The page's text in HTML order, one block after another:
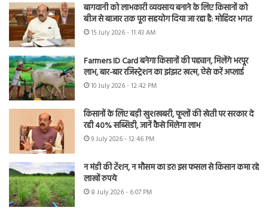
बागवानी को लाभकारी व्यवसाय बनाने के लिए किसानों को
बीज से बाजार तक पूरा सहयोग दिया जा रहा है: मोहिंदर भगत
15 July 2026 - 11:43 AM
Farmers ID Card बनेगा किसानों की पहचान, मिलेंगे भरपूर
लाभ, बार-बार रजिस्ट्रेशन का झंझट खत्म, ऐसे करें अप्लाई
10 July 2026 - 12:42 PM
किसानों के लिए बड़ी खुशखबरी, फूलों की खेती पर सरकार दे
रही 40% सब्सिडी, जानें कैसे मिलेगा लाभ
9 July 2026 - 12:46 PM
न मंडी की टेंशन, न मौसम का डर! इस फसल से किसान कमा रहे
लाखों रुपये
8 July 2026 - 6:07 PM